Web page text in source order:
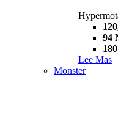
94
Lee Mas
Monster